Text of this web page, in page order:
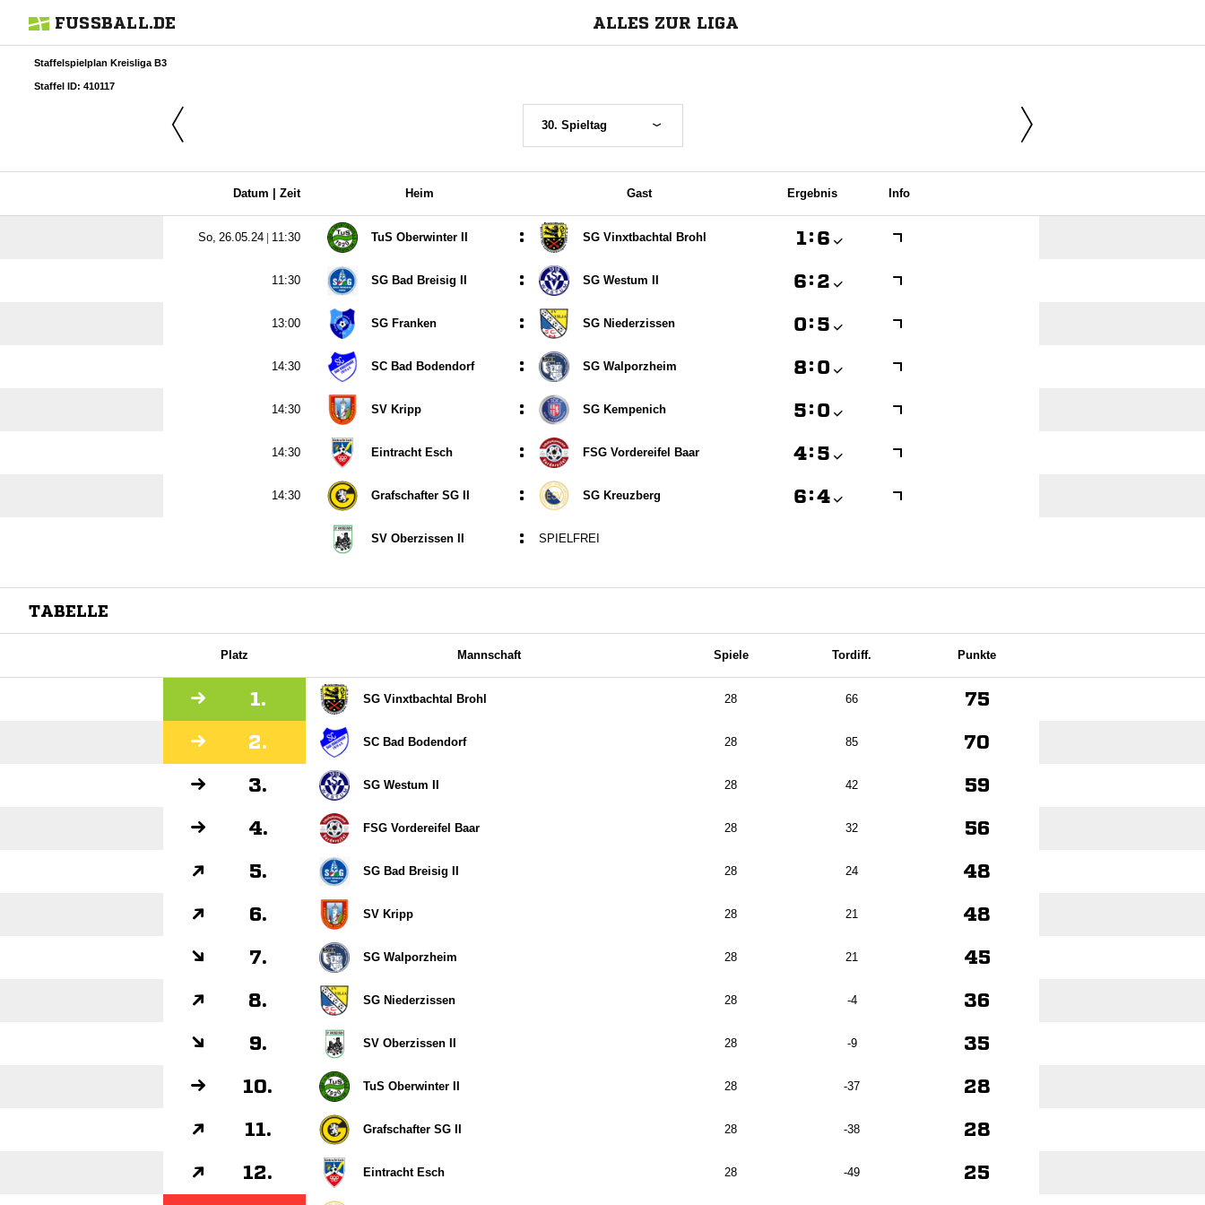
FUSSBALL.DE ALLES ZUR LIGA
Staffelspielplan Kreisliga B3
Staffel ID: 410117
30. Spieltag
Datum | Zeit Heim Gast Ergebnis Info
  |  TuS Oberwinter II : SG Vinxtbachtal Brohl : 
 SG Bad Breisig II : SG Westum II : 
 SG Franken : SG Niederzissen : 
 SC Bad Bodendorf : SG Walporzheim : 
 SV Kripp : SG Kempenich : 
 Eintracht Esch : FSG Vordereifel Baar : 
 Grafschafter SG II : SG Kreuzberg :
SV Oberzissen II : SPIELFREI
TABELLE
Platz Mannschaft Spiele Tordiff. Punkte
1. SG Vinxtbachtal Brohl 28 66 75
2. SC Bad Bodendorf 28 85 70
3. SG Westum II 28 42 59
4. FSG Vordereifel Baar 28 32 56
5. SG Bad Breisig II 28 24 48
6. SV Kripp 28 21 48
7. SG Walporzheim 28 21 45
8. SG Niederzissen 28 -4 36
9. SV Oberzissen II 28 -9 35
10. TuS Oberwinter II 28 -37 28
11. Grafschafter SG II 28 -38 28
12. Eintracht Esch 28 -49 25